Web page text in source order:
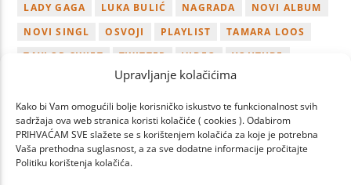
Upravljanje kolačićima
Kako bi Vam omogućili bolje korisničko iskustvo te funkcionalnost svih
sadržaja ova web stranica koristi kolačiće ( cookies ). Odabirom
PRIHVAĆAM SVE slažete se s korištenjem kolačića za koje je potrebna
Vaša prethodna suglasnost, a za sve dodatne informacije pročitajte
Politiku korištenja kolačića.
LADY GAGA
LUKA BULIĆ NAGRADA
NOVI ALBUM
NOVI SINGL
OSVOJI PLAYLIST
TAMARA LOOS
TAYLOR SWIFT
TWITTER VIDEO
YOUTUBE